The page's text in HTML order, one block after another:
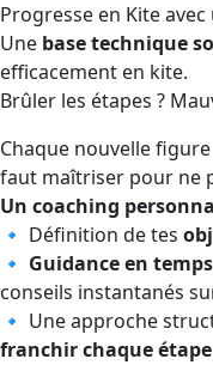
Progresse en Kite
Une base technique
efficacement en kite.
Brûler les étapes ?
Chaque nouvelle
faut maîtriser pour ne
Un coaching
🔹 Définition de tes
🔹 Guidance en
conseils instantanés
🔹 Une approche
franchir chaque